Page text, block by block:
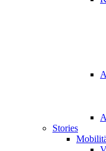
Stories